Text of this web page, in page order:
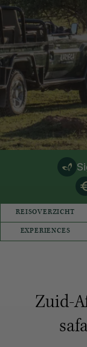
REISOVERZICHT
EXPERIENCES
Zuid-